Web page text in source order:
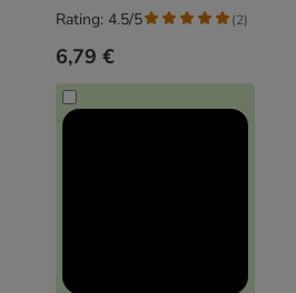
6,79 €
Rating: 4.5/5 (2)